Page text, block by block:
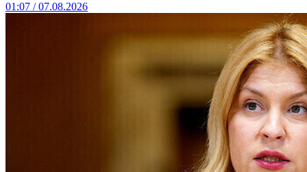
01:07 / 07.08.2026